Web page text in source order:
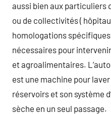
aussi bien aux particuliers
ou de collectivités (
homologations
nécessaires pour
et agroalimentaires.
est une machine pour
réservoirs et son système
sèche en un seul passage.